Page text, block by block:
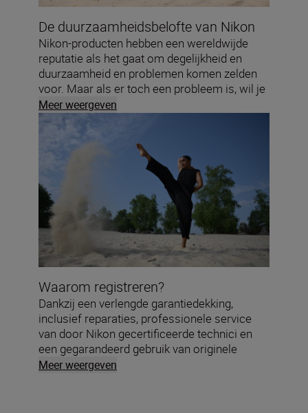
De duurzaamheidsbelofte van Nikon
Nikon-producten hebben een wereldwijde
reputatie als het gaat om degelijkheid en
duurzaamheid en problemen komen zelden
voor. Maar als er toch een probleem is, wil je
dat dit snel en makkelijk wordt verholpen. Met
onze nieuwe verlengde garantie worden
NIKKOR-objectieven met Z-vatting gedekt
tegen fouten die zich voordoen in de eerste
vijf jaar na aankoop. Raadpleeg de algemene
voorwaarden.
Meer weergeven
Waarom registreren?
Dankzij een verlengde garantiedekking,
inclusief reparaties, professionele service
van door Nikon gecertificeerde technici en
een gegarandeerd gebruik van originele
Nikon-onderdelen, biedt onze garantie niet
Meer weergeven